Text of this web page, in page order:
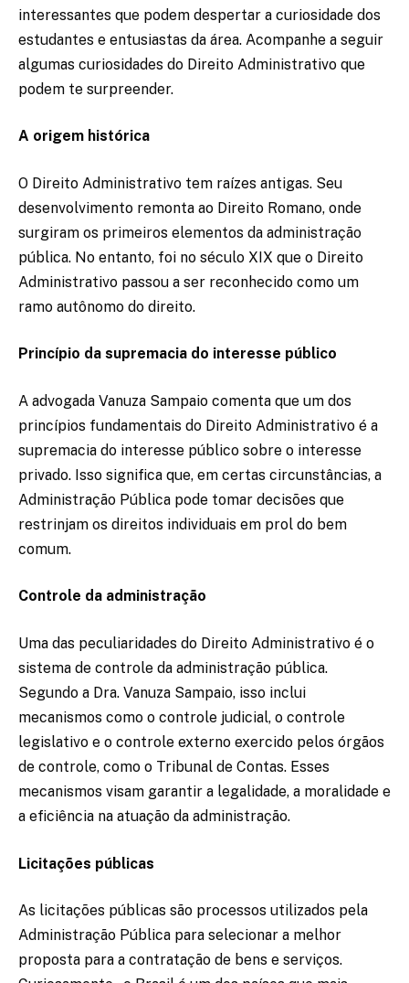
interessantes que podem despertar a curiosidade dos
estudantes e entusiastas da área. Acompanhe a seguir
algumas curiosidades do Direito Administrativo que
podem te surpreender.
A origem histórica
O Direito Administrativo tem raízes antigas. Seu
desenvolvimento remonta ao Direito Romano, onde
surgiram os primeiros elementos da administração
pública. No entanto, foi no século XIX que o Direito
Administrativo passou a ser reconhecido como um
ramo autônomo do direito.
Princípio da supremacia do interesse público
A advogada Vanuza Sampaio comenta que um dos
princípios fundamentais do Direito Administrativo é a
supremacia do interesse público sobre o interesse
privado. Isso significa que, em certas circunstâncias, a
Administração Pública pode tomar decisões que
restrinjam os direitos individuais em prol do bem
comum.
Controle da administração
Uma das peculiaridades do Direito Administrativo é o
sistema de controle da administração pública.
Segundo a Dra. Vanuza Sampaio, isso inclui
mecanismos como o controle judicial, o controle
legislativo e o controle externo exercido pelos órgãos
de controle, como o Tribunal de Contas. Esses
mecanismos visam garantir a legalidade, a moralidade e
a eficiência na atuação da administração.
Licitações públicas
As licitações públicas são processos utilizados pela
Administração Pública para selecionar a melhor
proposta para a contratação de bens e serviços.